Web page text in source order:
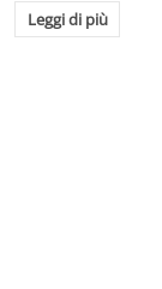
Leggi di più